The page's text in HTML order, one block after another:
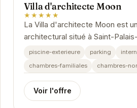
Villa d'architecte Moon
★★★★★
La Villa d'architecte Moon est
architectural situé à Saint-
cadre luxueux et des prestations
piscine-exterieure parking
chambres-familiales
chambres-
Voir l'offre